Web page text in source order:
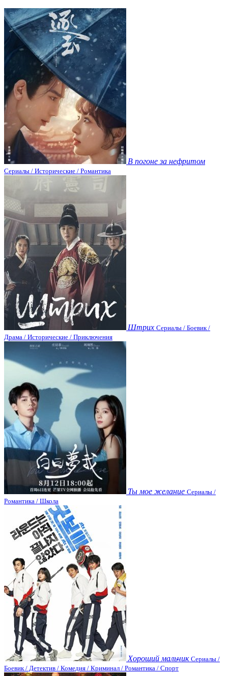
В погоне за нефритом
Сериалы / Исторические / Романтика
Штрих Сериалы / Боевик /
Драма / Исторические / Приключения
Ты мое желание Сериалы /
Романтика / Школа
Хороший мальчик Сериалы /
Боевик / Детектив / Комедия / Криминал / Романтика / Спорт